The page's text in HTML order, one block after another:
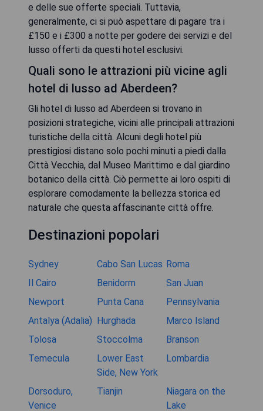
e delle sue offerte speciali. Tuttavia,
generalmente, ci si può aspettare di pagare tra i
£150 e i £300 a notte per godere dei servizi e del
lusso offerti da questi hotel esclusivi.
Quali sono le attrazioni più vicine agli
hotel di lusso ad Aberdeen?
Gli hotel di lusso ad Aberdeen si trovano in
posizioni strategiche, vicini alle principali attrazioni
turistiche della città. Alcuni degli hotel più
prestigiosi distano solo pochi minuti a piedi dalla
Città Vecchia, dal Museo Marittimo e dal giardino
botanico della città. Ciò permette ai loro ospiti di
esplorare comodamente la bellezza storica ed
naturale che questa affascinante città offre.
Destinazioni popolari
Sydney Cabo San Lucas Roma
Il Cairo
Benidorm
San Juan
Newport
Punta Cana
Pennsylvania
Antalya (Adalia)
Hurghada
Marco Island
Tolosa
Stoccolma
Branson
Temecula
Lower East
Side, New York
Lombardia
Dorsoduro,
Venice
Tianjin
Niagara on the
Lake